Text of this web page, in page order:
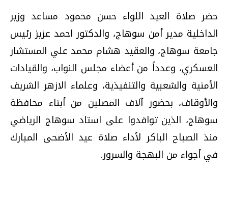
حضر صلاة العيد اللواء حسن محمود مساعد وزير
الداخلية مدير أمن سوهاج، والدكتور احمد عزيز رئيس
جامعة سوهاج، والعقيد هشام محمد علي المستشار
العسكري، وعدداً من أعضاء مجلس النواب، والقيادات
الأمنية والشعبية والتنفيذية، وعلماء الازهر الشريف
والأوقاف، بحضور آلاف المصلين من أبناء محافظة
سوهاج، الذين توافدوا على استاد سوهاج الرياضي
منذ الصباح الباكر لأداء صلاة عيد الأضحى المبارك
في أجواء من البهجة والسرور.